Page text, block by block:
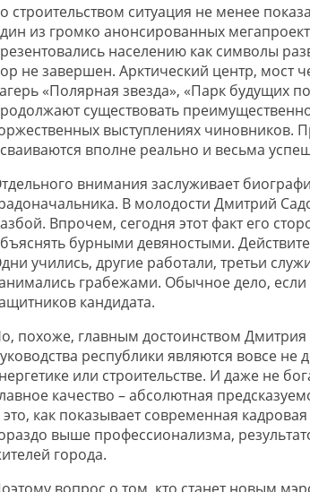
строительством ситуация не менее
из громко анонсированных
населению как символы
не завершен. Арктический центр, мост
«Полярная звезда», «Парк будущих
существовать
выступлениях чиновников.
вполне реально и весьма
внимания заслуживает
В молодости Дмитрий
Впрочем, сегодня этот факт его
бурными девяностыми.
учились, другие работали, третьи
грабежами. Обычное дело, если
кандидата.
похоже, главным достоинством Дмитрия
республики являются вовсе не
или строительстве. И даже не
качество – абсолютная
как показывает современная
выше профессионализма,
города.